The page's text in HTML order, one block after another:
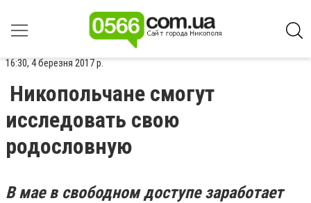
16:30, 4 березня 2017 р.
Никопольчане смогут
исследовать свою
родословную
В мае в свободном доступе заработает